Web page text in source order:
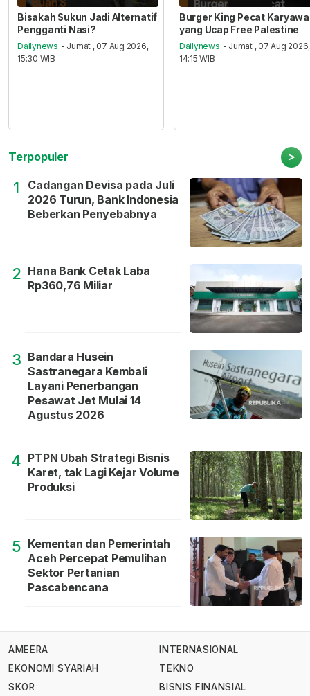
Bisakah Sukun Jadi Alternatif
Pengganti Nasi?
Dailynews - Jumat , 07 Aug 2026,
15:30 WIB
Burger King Pecat
yang Ucap Free Palestine
Dailynews - Jumat , 07 Aug 2026,
14:15 WIB
Terpopuler >
1
Cadangan Devisa pada Juli
2026 Turun, Bank Indonesia
Beberkan Penyebabnya
2 Hana Bank Cetak Laba
Rp360,76 Miliar
3 Bandara Husein
Sastranegara Kembali
Layani Penerbangan
Pesawat Jet Mulai 14
Agustus 2026
4 PTPN Ubah Strategi Bisnis
Karet, tak Lagi Kejar Volume
Produksi
5 Kementan dan Pemerintah
Aceh Percepat Pemulihan
Sektor Pertanian
Pascabencana
AMEERA
EKONOMI SYARIAH
SKOR
INTERNASIONAL
TEKNO
BISNIS FINANSIAL